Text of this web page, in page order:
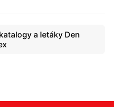
a letáky Den